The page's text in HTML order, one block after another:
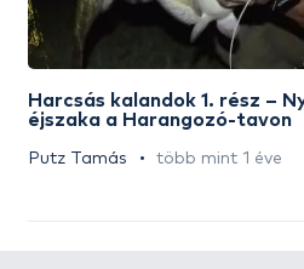
Harcsás kalandok 1. rész –
éjszaka a Harangozó-tavon
Putz Tamás több mint 1 éve